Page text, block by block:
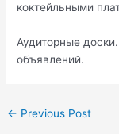
коктейльными
Аудиторные
объявлений.
Post
← Previous Post